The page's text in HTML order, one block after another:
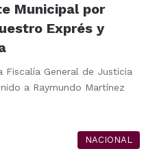
Municipal por
Exprés y
General de Justicia
a Raymundo Martínez
NACIONAL